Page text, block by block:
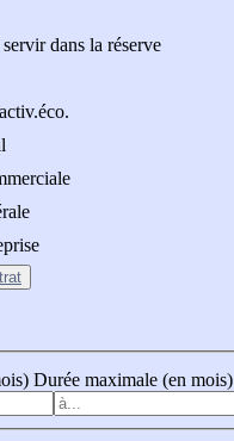
dans la réserve
Durée maximale (en mois)